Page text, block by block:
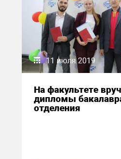
11 июля 2019
На факультете
дипломы
отделения